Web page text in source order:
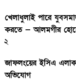
খেলাধুলাই পারে
করতে — আলমগীর
২
জাফলংয়ের ইসিএ
অভিযোগ